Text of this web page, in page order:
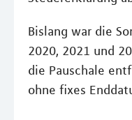
Bislang war die
2020, 2021 und
die Pauschale
ohne fixes